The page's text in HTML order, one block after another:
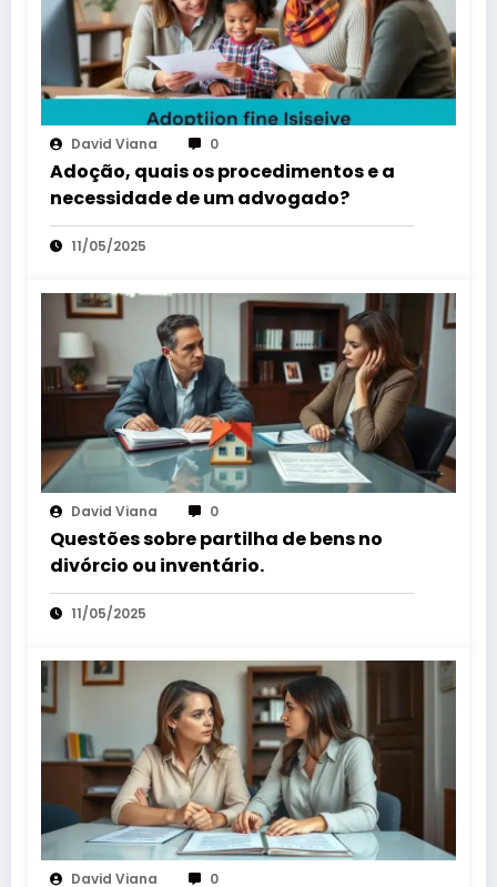
David Viana 0
Adoção, quais os procedimentos e a
necessidade de um advogado?
11/05/2025
David Viana 0
Questões sobre partilha de bens no
divórcio ou inventário.
11/05/2025
David Viana 0